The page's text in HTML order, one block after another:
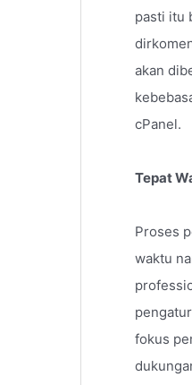
pasti itu
akan
cPanel.
Tepat
Proses
waktu
fokus